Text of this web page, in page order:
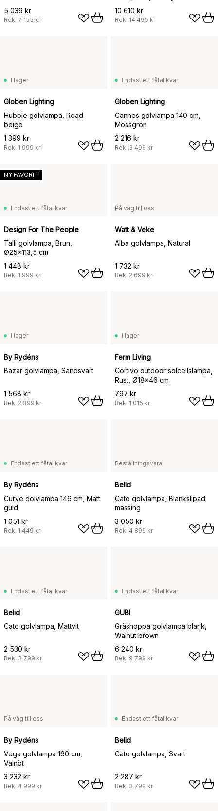
5 039 kr
Rek. 7 155 kr
10 610 kr
Rek. 14 495 kr
I lager
Globen Lighting
Hubble golvlampa, Read
beige
1 399 kr
Rek. 1 999 kr
Endast ett fåtal kvar
Globen Lighting
Cannes golvlampa 140 cm,
Mossgrön
2 216 kr
Rek. 3 499 kr
Endast ett fåtal kvar
Design For The People
Talli golvlampa, Brun,
Ø25x113,5 cm
1 448 kr
Rek. 1 999 kr
NY FAVORIT
På väg till oss
Watt & Veke
Alba golvlampa, Natural
1 732 kr
Rek. 2 699 kr
I lager
By Rydéns
Bazar golvlampa, Sandsvart
1 568 kr
Rek. 2 399 kr
I lager
Ferm Living
Cortivo outdoor solcellslampa,
Rust, Ø18x46 cm
797 kr
Rek. 1 015 kr
Endast ett fåtal kvar
By Rydéns
Curve golvlampa 146 cm, Matt
guld
1 051 kr
Rek. 1 449 kr
Beställningsvara
Belid
Cato golvlampa, Blankslipad
mässing
3 050 kr
Rek. 4 899 kr
Endast ett fåtal kvar
Belid
Cato golvlampa, Mattvit
2 530 kr
Rek. 3 799 kr
Endast ett fåtal kvar
GUBI
Gräshoppa golvlampa blank,
Walnut brown
6 240 kr
Rek. 9 799 kr
På väg till oss
By Rydéns
Vega golvlampa 160 cm,
Valnöt
3 232 kr
Rek. 4 999 kr
Endast ett fåtal kvar
Belid
Cato golvlampa, Svart
2 287 kr
Rek. 3 799 kr